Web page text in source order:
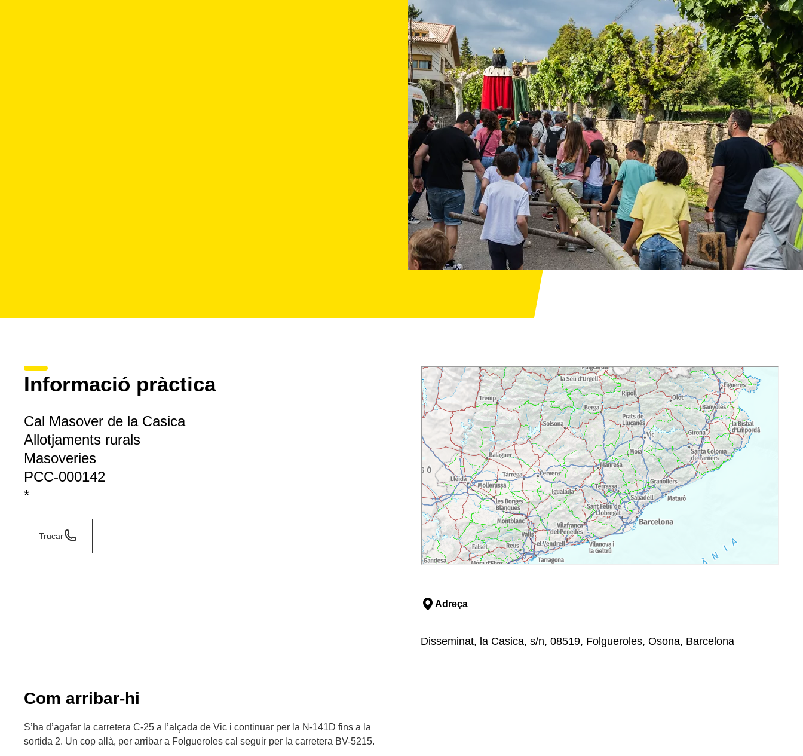
Informació pràctica
Cal Masover de la Casica
Allotjaments rurals
Masoveries
PCC-000142
*
Trucar
Adreça
Disseminat, la Casica, s/n, 08519, Folgueroles, Osona, Barcelona
Com arribar-hi
S’ha d’agafar la carretera C-25 a l’alçada de Vic i continuar per la N-141D fins a la
sortida 2. Un cop allà, per arribar a Folgueroles cal seguir per la carretera BV-5215.